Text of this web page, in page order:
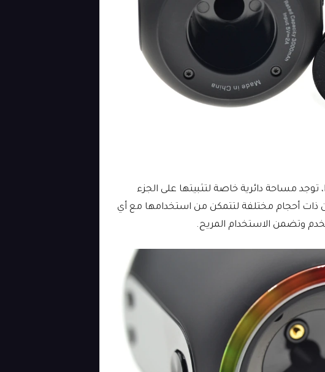
في قاعدة الشيشة الالكترونية Proteus Mini، توجد مساحة دائرية خاصة لتثبيتها على الجزء
أحجام مختلفة لتتمكن من استخدامها مع أي
وتضمن الاستخدام المريح.